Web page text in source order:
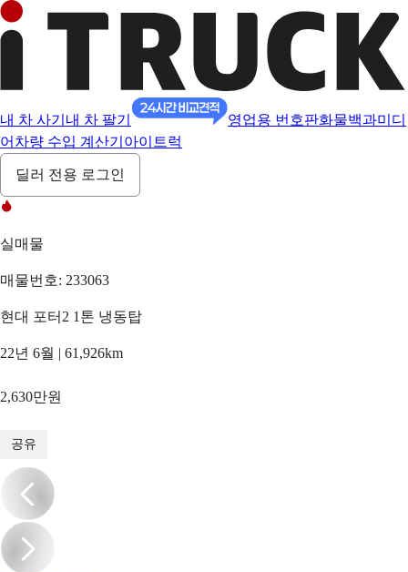
내 차 사기 내 차 팔기 영업용 번호판화물백과미디
어 차량 수입 계산기 아이트럭
딜러 전용 로그인
실매물
매물번호: 233063
현대 포터2 1톤 냉동탑
22년 6월 | 61,926km
2,630만원
공유
/12